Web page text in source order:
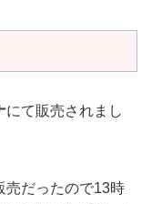
にて販売されまし
売だったので13時